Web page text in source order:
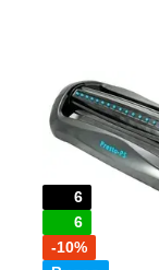
6
6
-10%